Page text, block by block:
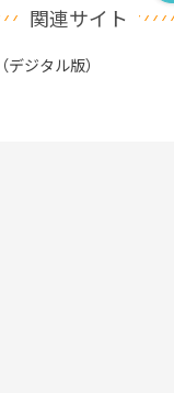
関連サイト
ジタル版）